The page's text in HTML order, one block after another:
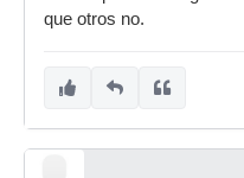
que otros no.